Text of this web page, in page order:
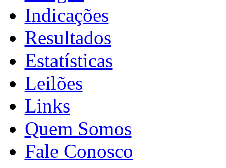
Indicações
Resultados
Estatísticas
Leilões
Links
Quem Somos
Fale Conosco